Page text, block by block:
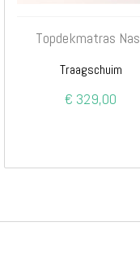
Topdekmatras
Traagschuim
€ 329,00